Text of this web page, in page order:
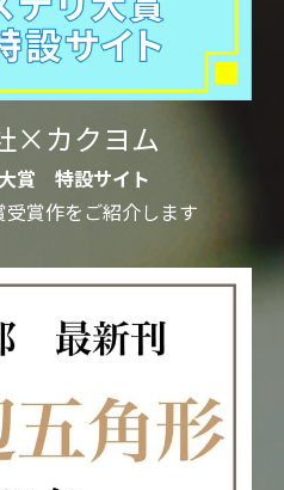
×カクヨム
賞　特設サイト
賞作をご紹介します